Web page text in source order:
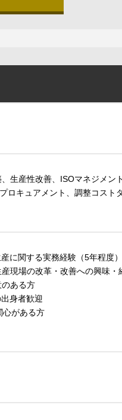
生産性改善、ISOマネジメン
ロキュアメント、調整コスト
に関する実務経験（5年程度）
現場の改革・改善への興味・
ある方
身者歓迎
心がある方